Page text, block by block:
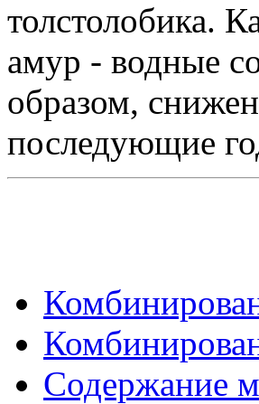
толстолобика.
амур - водные
образом,
последующие
Содержание